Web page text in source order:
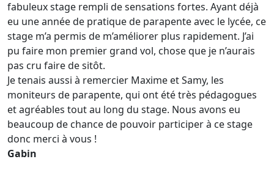
fabuleux stage rempli de sensations fortes. Ayant déjà
eu une année de pratique de parapente avec le lycée, ce
stage m’a permis de m’améliorer plus rapidement. J’ai
pu faire mon premier grand vol, chose que je n’aurais
pas cru faire de sitôt.
Je tenais aussi à remercier Maxime et Samy, les
moniteurs de parapente, qui ont été très pédagogues
et agréables tout au long du stage. Nous avons eu
beaucoup de chance de pouvoir participer à ce stage
donc merci à vous !
Gabin